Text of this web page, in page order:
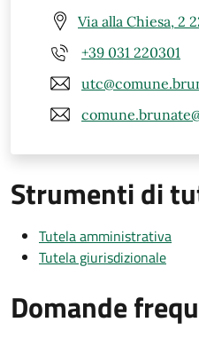
Via alla Chiesa, 2
+39 031 220301
Strumenti di
Tutela amministrativa
Tutela giurisdizionale
Domande